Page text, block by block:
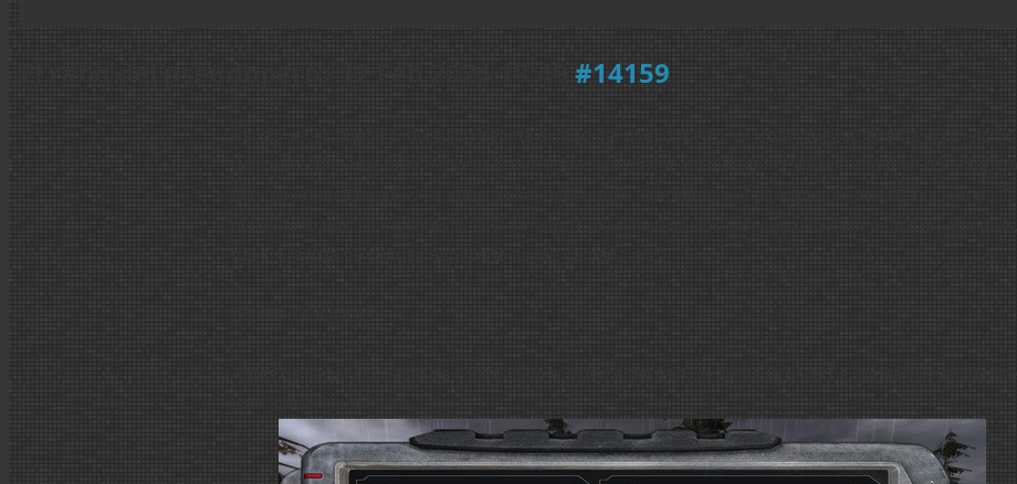
El rabo del pseudoperro 12 Feb 2024 18:49 #14159
deja muy claro que rabo es, pero lo que está claro es que en dificultad "stalker" el primer pseudoperro